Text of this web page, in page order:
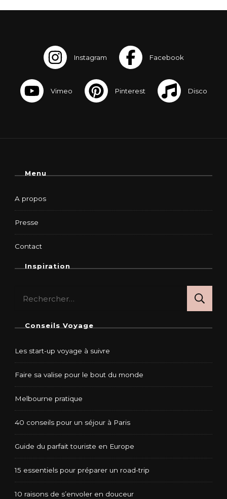
Menu
A propos
Presse
Contact
Inspiration
Conseils Voyage
Les start-up voyage à suivre
Faire sa valise pour le bout du monde
Melbourne pratique
40 conseils pour un séjour à Paris
Guide du parfait touriste en Europe
15 essentiels pour préparer un road-trip
10 raisons de s’envoler en douceur